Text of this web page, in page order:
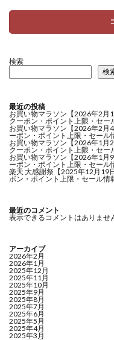
検索
検
最近の投稿
お買い物マラソン【2026年2月
クーポン・ポイント上限・セー
お買い物マラソン【2026年2月
ーポン・ポイント上限・セール
お買い物マラソン【2026年1月
クーポン・ポイント上限・セー
お買い物マラソン【2026年1月
ーポン・ポイント上限・セール
楽天 大感謝祭【2025年12月19
ポン・ポイント上限・セール情
最近のコメント
表示できるコメントはありませ
アーカイブ
2026年2月
2026年1月
2025年12月
2025年11月
2025年10月
2025年9月
2025年8月
2025年7月
2025年6月
2025年5月
2025年4月
2025年3月